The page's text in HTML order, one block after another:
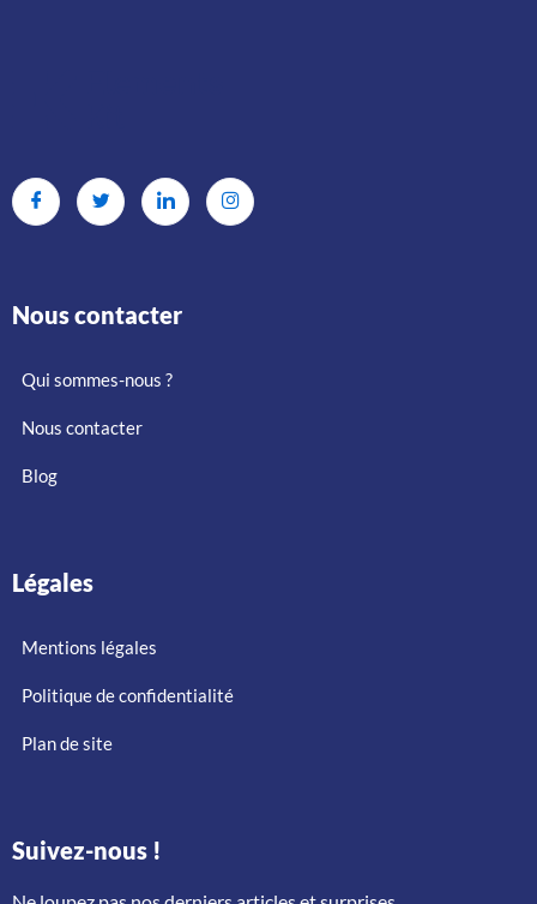
Nous contacter
Qui sommes-nous ?
Nous contacter
Blog
Légales
Mentions légales
Politique de confidentialité
Plan de site
Suivez-nous !